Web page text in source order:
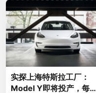
实探上海特斯拉工厂：
Model Y即将投产，每周